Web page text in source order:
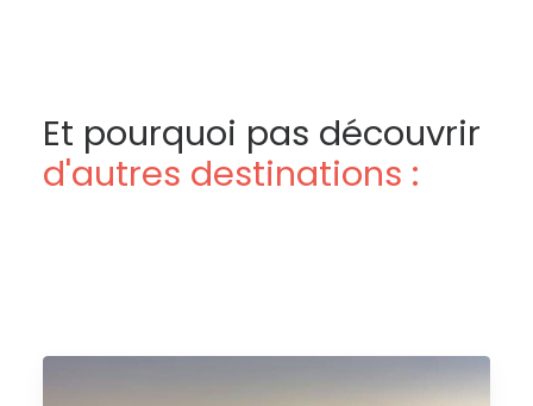
Et pourquoi pas découvrir
d'autres destinations :